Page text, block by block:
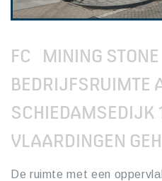
FC MINING STONE
BEDRIJFSRUIMTE
SCHIEDAMSEDIJK
VLAARDINGEN
De ruimte met een